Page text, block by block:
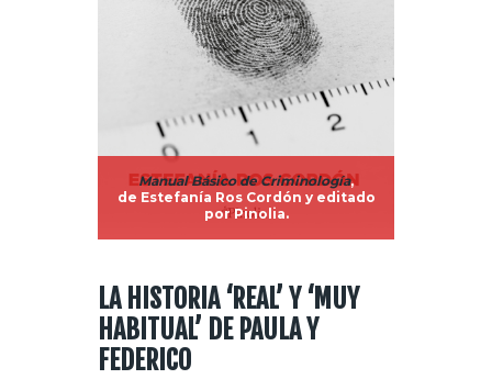
Manual Básico de Criminología,
de Estefanía Ros Cordón y editado
porPinolia.
LA HISTORIA ‘REAL’ Y ‘MUY
HABITUAL’ DE PAULA Y
FEDERICO